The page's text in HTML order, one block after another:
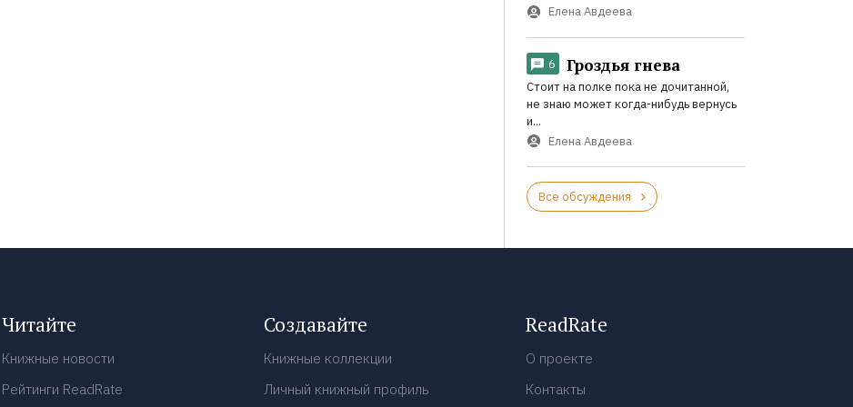
Елена Авдеева
6 Гроздья гнева
Стоит на полке пока не дочитанной,
не знаю может когда-нибудь вернусь
и...
Елена Авдеева
Все обсуждения
Читайте
Книжные новости
Рейтинги ReadRate
Создавайте
Книжные коллекции
Личный книжный профиль
ReadRate
О проекте
Контакты